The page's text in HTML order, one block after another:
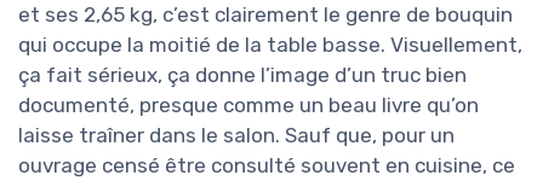
et ses 2,65 kg, c’est clairement le genre de bouquin
qui occupe la moitié de la table basse. Visuellement,
ça fait sérieux, ça donne l’image d’un truc bien
documenté, presque comme un beau livre qu’on
laisse traîner dans le salon. Sauf que, pour un
ouvrage censé être consulté souvent en cuisine, ce